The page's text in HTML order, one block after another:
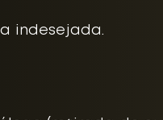
indesejada.